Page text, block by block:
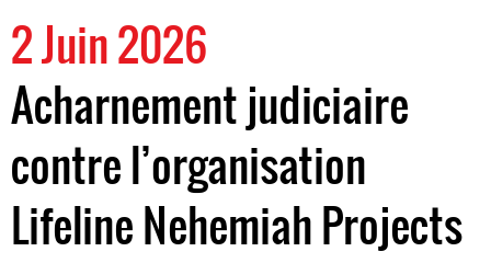
2 Juin 2026
Acharnement judiciaire
contre l’organisation
Lifeline Nehemiah Projects